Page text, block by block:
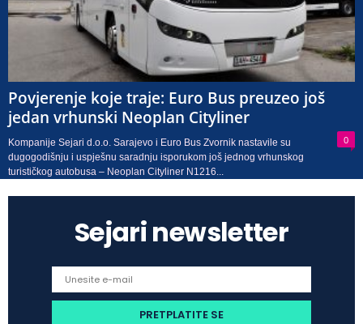
Povjerenje koje traje: Euro Bus preuzeo još
jedan vrhunski Neoplan Cityliner
0
Kompanije Sejari d.o.o. Sarajevo i Euro Bus Zvornik nastavile su
dugogodišnju i uspješnu saradnju isporukom još jednog vrhunskog
turističkog autobusa – Neoplan Cityliner N1216...
Sejari newsletter